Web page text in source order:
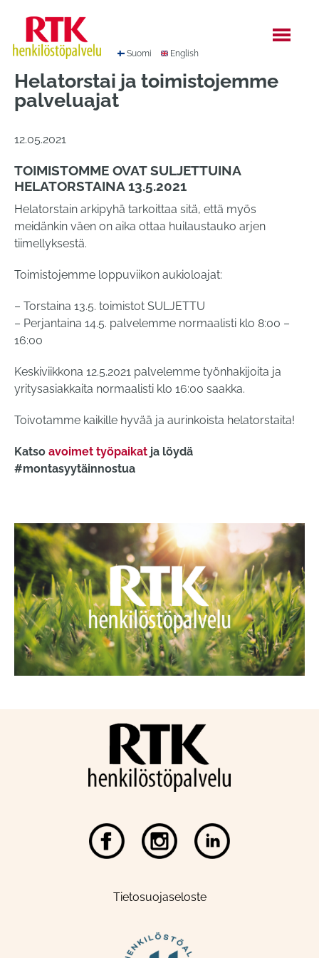
sisältöön
Suomi English
Helatorstai ja toimistojemme
palveluajat
12.05.2021
TOIMISTOMME OVAT SULJETTUINA
HELATORSTAINA 13.5.2021
Helatorstain arkipyhä tarkoittaa sitä, että myös
meidänkin väen on aika ottaa huilaustauko arjen
tiimellyksestä.
Toimistojemme loppuviikon aukioloajat:
– Torstaina 13.5. toimistot SULJETTU
– Perjantaina 14.5. palvelemme normaalisti klo 8:00 –
16:00
Keskiviikkona 12.5.2021 palvelemme työnhakijoita ja
yritysasiakkaita normaalisti klo 16:00 saakka.
Toivotamme kaikille hyvää ja aurinkoista helatorstaita!
Katso avoimet työpaikat ja löydä
#montasyytäinnostua
Tietosuojaseloste